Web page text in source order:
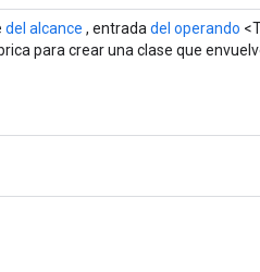
del alcance , entrada del operando
para crear una clase que